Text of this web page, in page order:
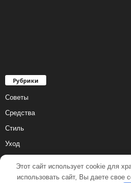
Рубрики
Советы
Средства
Стиль
Уход
Этот сайт использует cookie для
использовать сайт, Вы даете свое